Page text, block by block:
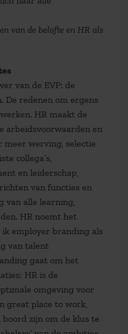
van de belofte en HR als
van de EVP: de
De redenen om ergens
HR maakt de
arbeidsvoorwaarden en
werving, selectie
collega’s,
en leiderschap,
van functies en
van alle learning,
HR noemt het
employer branding als
van talent
gaat om het
HR is de
omgeving voor
great place to work,
zijn om de klus te